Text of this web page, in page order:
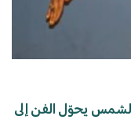
يحوّل الفن إلى